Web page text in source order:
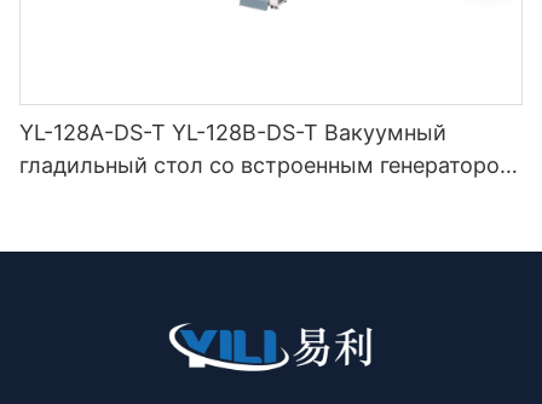
YL-128A-DS-T YL-128B-DS-T Вакуумный
гладильный стол со встроенным генератором